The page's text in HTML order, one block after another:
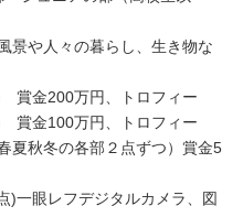
景や人々の暮らし、生き物な
200万円、トロフィー
円、トロフィー
部２点ずつ）賞金5
レフデジタルカメラ、図